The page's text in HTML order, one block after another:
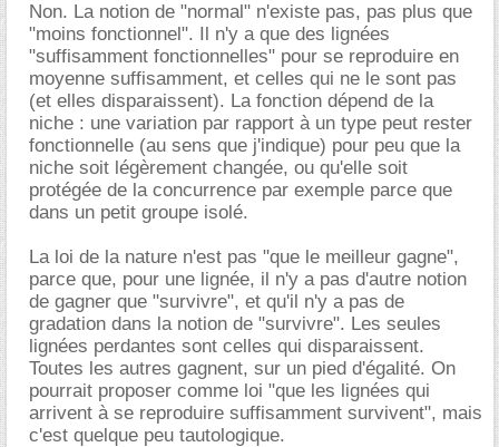
Non. La notion de "normal" n'existe pas, pas plus que
"moins fonctionnel". Il n'y a que des lignées
"suffisamment fonctionnelles" pour se reproduire en
moyenne suffisamment, et celles qui ne le sont pas
(et elles disparaissent). La fonction dépend de la
niche : une variation par rapport à un type peut rester
fonctionnelle (au sens que j'indique) pour peu que la
niche soit légèrement changée, ou qu'elle soit
protégée de la concurrence par exemple parce que
dans un petit groupe isolé.
La loi de la nature n'est pas "que le meilleur gagne",
parce que, pour une lignée, il n'y a pas d'autre notion
de gagner que "survivre", et qu'il n'y a pas de
gradation dans la notion de "survivre". Les seules
lignées perdantes sont celles qui disparaissent.
Toutes les autres gagnent, sur un pied d'égalité. On
pourrait proposer comme loi "que les lignées qui
arrivent à se reproduire suffisamment survivent", mais
c'est quelque peu tautologique.